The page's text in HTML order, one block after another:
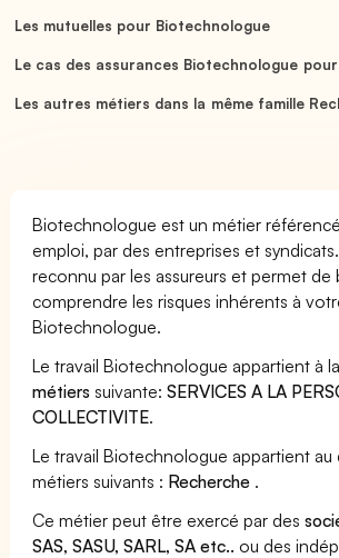
Les mutuelles pour Biotechnologue
Le cas des assurances Biotechnologue
Les autres métiers dans la même famille
Biotechnologue est un métier
emploi, par des entreprises et
reconnu par les assureurs et permet de
comprendre les risques inhérents à
Biotechnologue.
Le travail Biotechnologue appartient à la
métiers suivante:SERVICES A LA
COLLECTIVITE.
Le travail Biotechnologue appartient au
métiers suivants : Recherche .
Ce métier peut être exercé par des
SAS, SASU, SARL, SA etc.. ou des